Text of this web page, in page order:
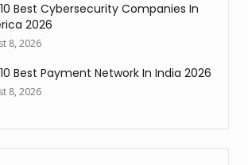
Best Cybersecurity Companies In
2026
8, 2026
Best Payment Network In India 2026
8, 2026